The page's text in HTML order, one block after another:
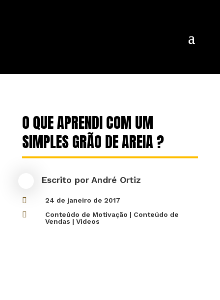
O QUE APRENDI COM UM
SIMPLES GRÃO DE AREIA ?
Escrito por André Ortiz
 24 de janeiro de 2017
 Conteúdo de Motivação | Conteúdo de
Vendas | Videos